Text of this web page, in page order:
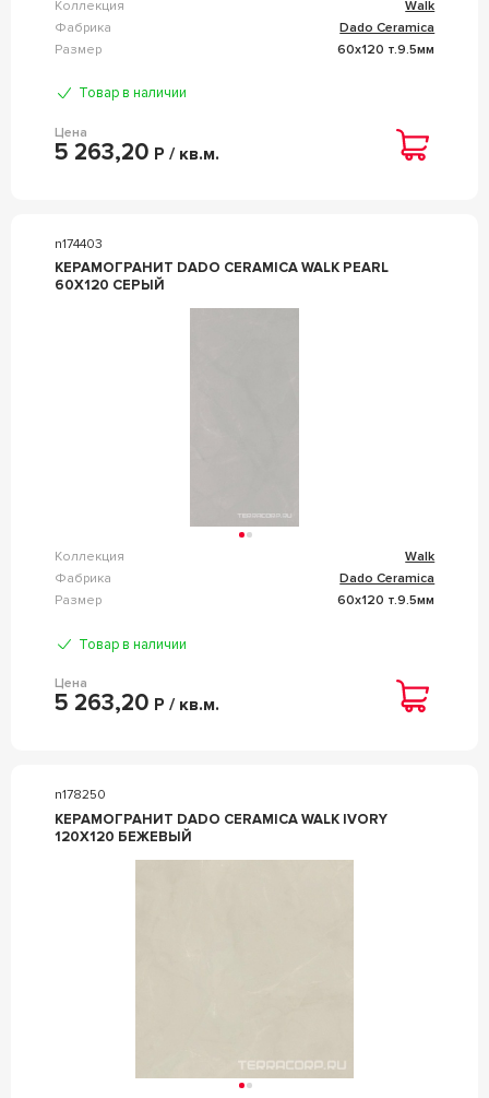
Коллекция
Walk
Фабрика
Dado Ceramica
Размер
60x120 т.9.5мм
Товар в наличии
Цена
5 263,20 Р / кв.м.
n174403
КЕРАМОГРАНИТ DADO CERAMICA WALK PEARL
60X120 СЕРЫЙ
Коллекция
Walk
Фабрика
Dado Ceramica
Размер
60x120 т.9.5мм
Товар в наличии
Цена
5 263,20 Р / кв.м.
n178250
КЕРАМОГРАНИТ DADO CERAMICA WALK IVORY
120X120 БЕЖЕВЫЙ